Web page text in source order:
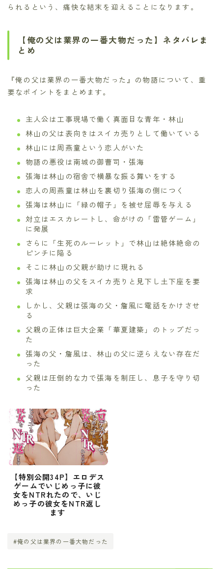
られるという、痛快な結末を迎えることになります。
【俺の父は業界の一番大物だった】ネタバレま
とめ
『俺の父は業界の一番大物だった』の物語について、重
要なポイントをまとめます。
主人公は工事現場で働く真面目な青年・林山
林山の父は表向きはスイカ売りとして働いている
林山には周燕童という恋人がいた
物語の悪役は南城の御曹司・張海
張海は林山の宿舎で横暴な振る舞いをする
恋人の周燕童は林山を裏切り張海の側につく
張海は林山に「緑の帽子」を被せ屈辱を与える
対立はエスカレートし、命がけの「雷管ゲーム」
に発展
さらに「生死のルーレット」で林山は絶体絶命の
ピンチに陥る
そこに林山の父親が助けに現れる
張海は林山の父をスイカ売りと見下し土下座を要
求
しかし、父親は張海の父・詹風に電話をかけさせ
る
父親の正体は巨大企業「華夏建築」のトップだっ
た
張海の父・詹風は、林山の父に逆らえない存在だ
った
父親は圧倒的な力で張海を制圧し、息子を守り切
った
【特別公開34P】エロデス
ゲームでいじめっ子に彼
女をNTRれたので、いじ
めっ子の彼女をNTR返し
ます
#俺の父は業界の一番大物だった